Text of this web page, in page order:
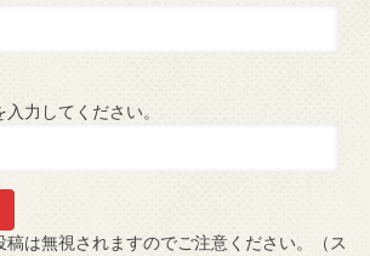
力してください。
稿は無視されますのでご注意ください。（ス